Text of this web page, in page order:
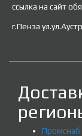
ссылка на сайт
г.Пенза
Промснаб